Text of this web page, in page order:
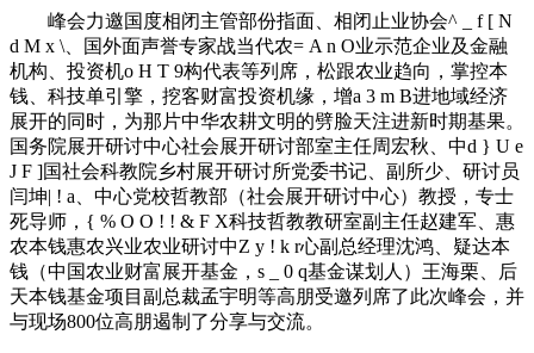
峰会力邀国度相闭主管部份指面、相闭止业协会^ _ f [ N
d M x \ 、国外面声誉专家战当代农= A n O业示范企业及金融
机构、投资机o H T 9构代表等列席，松跟农业趋向，掌控本
钱、科技单引擎，挖客财富投资机缘，增a 3 m B进地域经济
展开的同时，为那片中华农耕文明的劈脸天注进新时期基果。
国务院展开研讨中心社会展开研讨部室主任周宏秋、中d } U e
J F ]国社会科教院乡村展开研讨所党委书记、副所少、研讨员
闫坤| ! a 、中心党校哲教部（社会展开研讨中心）教授，专士
死导师， { % O O ! ! & F X科技哲教教研室副主任赵建军、惠
农本钱惠农兴业农业研讨中Z y ! k r心副总经理沈鸿、疑达本
钱（中国农业财富展开基金， s _ 0 q基金谋划人）王海栗、后
天本钱基金项目副总裁孟宇明等高朋受邀列席了此次峰会，并
与现场800位高朋遏制了分享与交流。